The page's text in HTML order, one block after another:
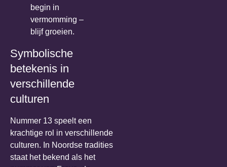
begin in
vermomming –
blijf groeien.
Symbolische
betekenis in
verschillende
culturen
Nummer 13 speelt een
krachtige rol in verschillende
culturen. In Noordse tradities
staat het bekend als het